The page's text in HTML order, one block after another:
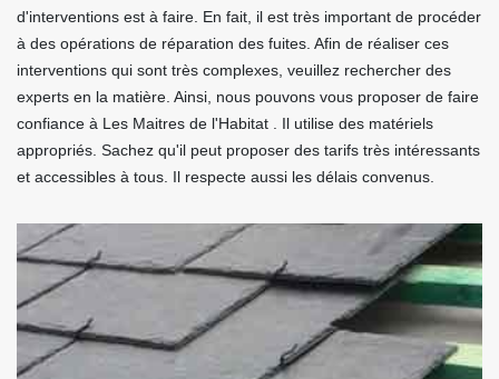
d'interventions est à faire. En fait, il est très important de procéder
à des opérations de réparation des fuites. Afin de réaliser ces
interventions qui sont très complexes, veuillez rechercher des
experts en la matière. Ainsi, nous pouvons vous proposer de faire
confiance à Les Maitres de l'Habitat . Il utilise des matériels
appropriés. Sachez qu'il peut proposer des tarifs très intéressants
et accessibles à tous. Il respecte aussi les délais convenus.